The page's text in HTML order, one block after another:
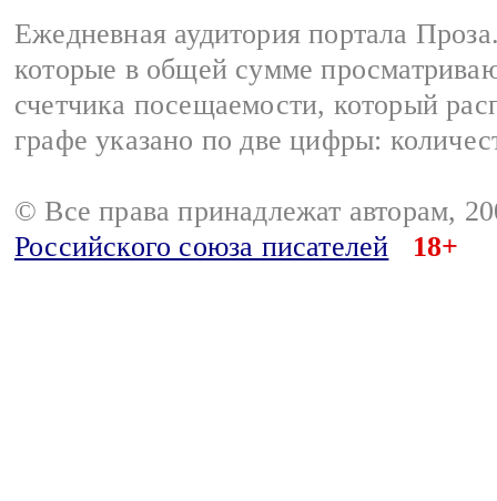
Ежедневная аудитория портала
которые в общей сумме
счетчика посещаемости, который
графе указано по две цифры:
© Все права принадлежат авторам,
Российского союза писателей
18+